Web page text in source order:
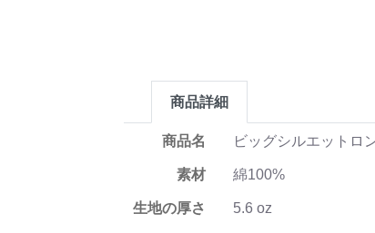
商品詳細
商品名 ビッグシルエットロ
素材 綿100%
生地の厚さ 5.6 oz